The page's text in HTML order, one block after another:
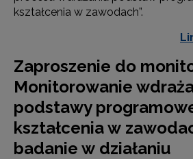
kształcenia w zawodach”.
Zaproszenie do
Monitorowanie
podstawy
kształcenia w
badanie w działaniu